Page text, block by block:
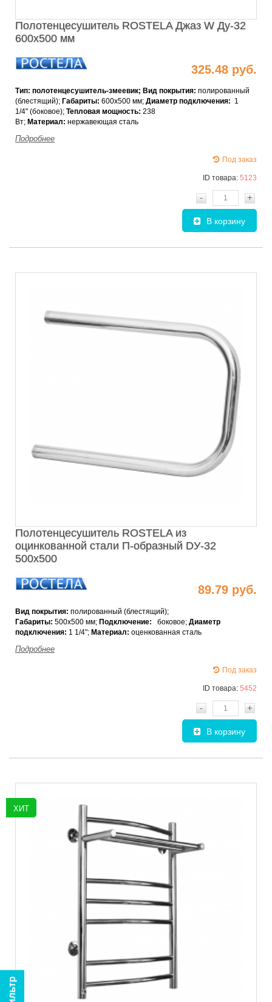
Полотенцесушитель ROSTELA Джаз W Ду-32
600х500 мм
325.48 руб.
Тип: полотенцесушитель-змеевик; Вид покрытия: полированный
(блестящий); Габариты: 600x500 мм; Диаметр подключения: 1
1/4" (боковое); Тепловая мощность: 238
Вт; Материал: нержавеющая сталь
Подробнее
Под заказ
ID товара: 5123
- +
В корзину
Полотенцесушитель ROSTELA из
оцинкованной стали П-образный DУ-32
500х500
89.79 руб.
Вид покрытия: полированный (блестящий);
Габариты: 500x500 мм; Подключение: боковое; Диаметр
подключения: 1 1/4"; Материал: оценкованная сталь
Подробнее
Под заказ
ID товара: 5452
- +
В корзину
ХИТ